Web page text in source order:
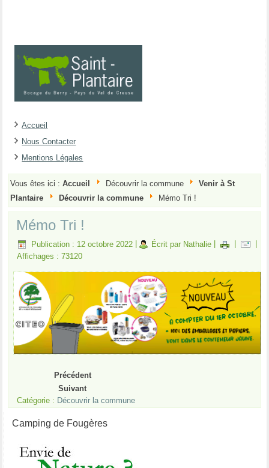
Accueil
Nous Contacter
Mentions Légales
Vous êtes ici :Accueil Découvrir la commune
Venir à St
Plantaire
Découvrir la commune Mémo Tri !
Mémo Tri !
Publication : 12 octobre 2022 Écrit par Nathalie
Affichages : 73120
Précédent
Suivant
Catégorie : Découvrir la commune
Camping de Fougères